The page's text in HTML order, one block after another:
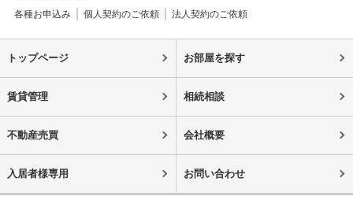
各種お申込み 個人契約のご依頼 法人契約のご依頼
トップページ お部屋を探す
賃貸管理 相続相談
不動産売買 会社概要
入居者様専用 お問い合わせ